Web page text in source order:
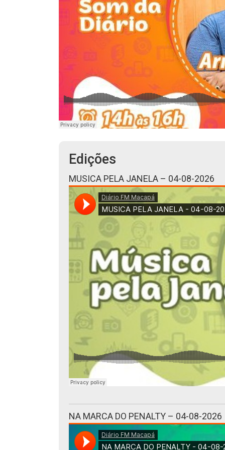
Edições
MUSICA PELA JANELA – 04-08-2026
NA MARCA DO PENALTY – 04-08-2026